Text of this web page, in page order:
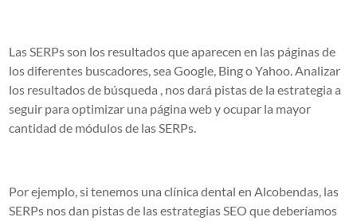
Las SERPs son los resultados que aparecen en las páginas de
los diferentes buscadores, sea Google, Bing o Yahoo. Analizar
los resultados de búsqueda , nos dará pistas de la estrategia a
seguir para optimizar una página web y ocupar la mayor
cantidad de módulos de las SERPs.
Por ejemplo, si tenemos una clínica dental en Alcobendas, las
SERPs nos dan pistas de las estrategias SEO que deberíamos